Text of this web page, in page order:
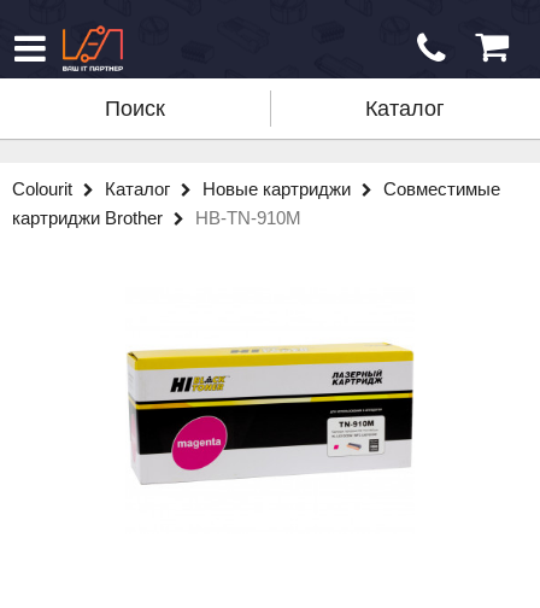
Поиск Каталог
Colourit Каталог Новые картриджи
Совместимые
картриджи Brother
HB-TN-910M